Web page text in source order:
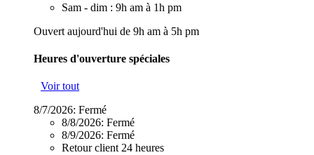
Sam - dim : 9h am à 1h pm
Ouvert aujourd'hui de 9h am à 5h pm
Heures d'ouverture spéciales
Voir tout
8/7/2026: Fermé
8/8/2026: Fermé
8/9/2026: Fermé
Retour client 24 heures